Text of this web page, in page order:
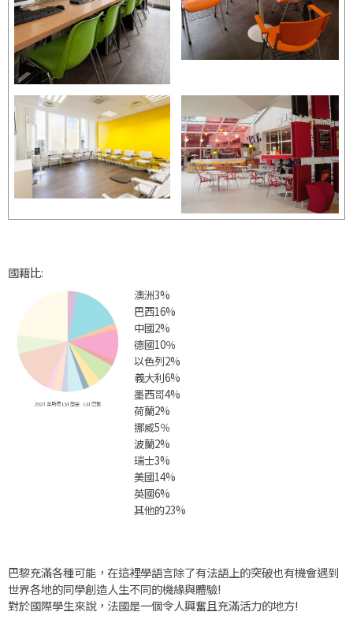
國籍比:
澳洲3%
巴西16%
中國2%
德國10％
以色列2%
義大利6%
墨西哥4%
荷蘭2%
挪威5％
波蘭2%
瑞士3%
美國14%
英國6%
其他的23%
巴黎充滿各種可能，在這裡學語言除了有法語上的突破也有機會遇到
世界各地的同學創造人生不同的機緣與體驗!
對於國際學生來說，法國是一個令人興奮且充滿活力的地方!